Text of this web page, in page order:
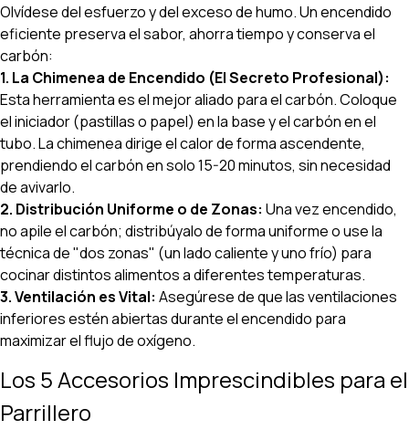
Olvídese del esfuerzo y del exceso de humo. Un encendido
eficiente preserva el sabor, ahorra tiempo y conserva el
carbón:
1. La Chimenea de Encendido (El Secreto Profesional):
Esta herramienta es el mejor aliado para el carbón. Coloque
el iniciador (pastillas o papel) en la base y el carbón en el
tubo. La chimenea dirige el calor de forma ascendente,
prendiendo el carbón en solo 15-20 minutos, sin necesidad
de avivarlo.
2. Distribución Uniforme o de Zonas: Una vez encendido,
no apile el carbón; distribúyalo de forma uniforme o use la
técnica de "dos zonas" (un lado caliente y uno frío) para
cocinar distintos alimentos a diferentes temperaturas.
3. Ventilación es Vital: Asegúrese de que las ventilaciones
inferiores estén abiertas durante el encendido para
maximizar el flujo de oxígeno.
Los 5 Accesorios Imprescindibles para el
Parrillero